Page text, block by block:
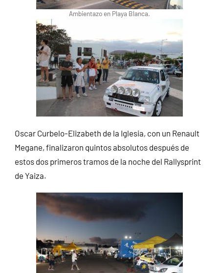
Ambientazo en Playa Blanca.
Oscar Curbelo-Elizabeth de la Iglesia, con un Renault
Megane, finalizaron quintos absolutos después de
estos dos primeros tramos de la noche del Rallysprint
de Yaiza.